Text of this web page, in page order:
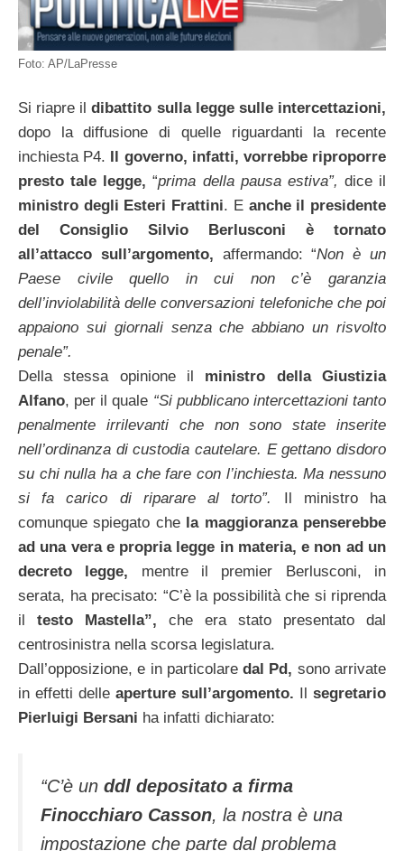
Foto: AP/LaPresse
Si riapre ildibattito sulla legge sulle intercettazioni,
dopo la diffusione di quelle riguardanti la recente
inchiesta P4.
Il governo, infatti, vorrebbe riproporre
presto tale legge, “prima della pausa estiva”, dice il
ministro degli Esteri Frattini. E anche il
presidente
del Consiglio Silvio
Berlusconi è tornato
all’attacco sull’argomento, affermando: “Non è un
Paese
civile quello in cui non c’è garanzia
dell’inviolabilità delle conversazioni telefoniche che poi
appaiono sui giornali senza che abbiano un risvolto
penale”.
Della stessa opinione il ministro della Giustizia
Alfano, per il quale “Si pubblicano intercettazioni tanto
penalmente irrilevanti che non sono state inserite
nell’ordinanza di custodia cautelare. E gettano disdoro
su chi nulla ha a che fare con l’inchiesta. Ma nessuno
si fa carico di riparare al torto”.
Il ministro ha
comunque spiegato che la maggioranza penserebbe
ad una vera e propria legge in materia, e non ad un
decreto legge, mentre il premier Berlusconi, in
serata, ha precisato: “C’è la possibilità che si riprenda
il testo Mastella”, che era stato presentato dal
centrosinistra nella scorsa legislatura.
Dall’opposizione, e in particolaredal Pd, sono arrivate
in effetti delle aperture sull’argomento.
segretario
Pierluigi Bersani ha infatti dichiarato:
“C’è un ddl depositato a firma
Finocchiaro Casson, la nostra è una
impostazione che parte dal problema